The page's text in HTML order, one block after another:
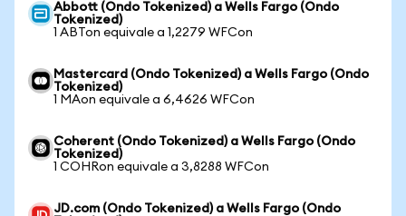
Abbott (Ondo Tokenized) a Wells Fargo (Ondo
Tokenized)
1 ABTon equivale a 1,2279 WFCon
Mastercard (Ondo Tokenized) a Wells Fargo (Ondo
Tokenized)
1 MAon equivale a 6,4626 WFCon
Coherent (Ondo Tokenized) a Wells Fargo (Ondo
Tokenized)
1 COHRon equivale a 3,8288 WFCon
JD.com (Ondo Tokenized) a Wells Fargo (Ondo